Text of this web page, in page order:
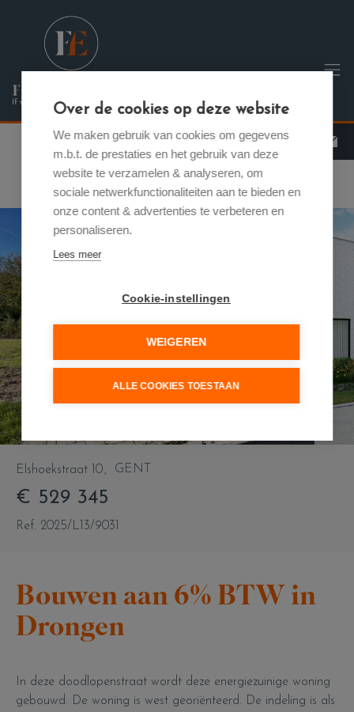
GENT
Elshoekstraat 10
€ 529 345
Ref. 2025/L13/9031
Bouwen aan 6% BTW in
Drongen
In deze doodlopenstraat wordt deze energiezuinige woning
gebouwd. De woning is west georiënteerd. De indeling is als
Over de cookies op deze website
We maken gebruik van cookies om gegevens
m.b.t. de prestaties en het gebruik van deze
website te verzamelen & analyseren, om
sociale netwerkfunctionaliteiten aan te bieden en
onze content & advertenties te verbeteren en
personaliseren.
Lees meer
Cookie-instellingen
WEIGEREN
ALLE COOKIES TOESTAAN